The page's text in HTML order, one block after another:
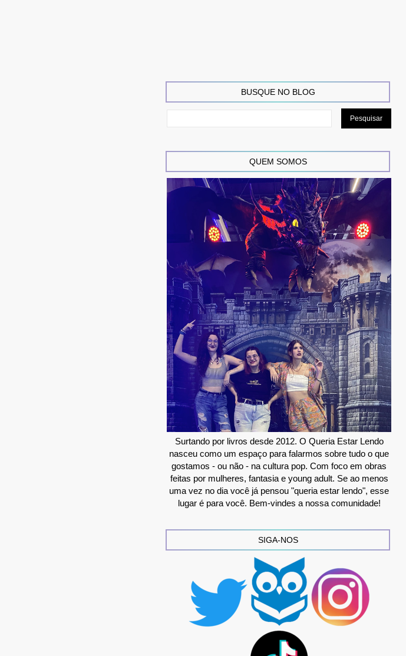
BUSQUE NO BLOG
QUEM SOMOS
Surtando por livros desde 2012. O Queria Estar Lendo
nasceu como um espaço para falarmos sobre tudo o que
gostamos - ou não - na cultura pop. Com foco em obras
feitas por mulheres, fantasia e young adult. Se ao menos
uma vez no dia você já pensou "queria estar lendo", esse
lugar é para você. Bem-vindes a nossa comunidade!
SIGA-NOS